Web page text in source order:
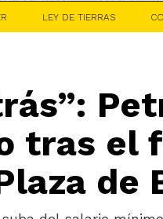
LEY DE TIERRAS
tras el
de